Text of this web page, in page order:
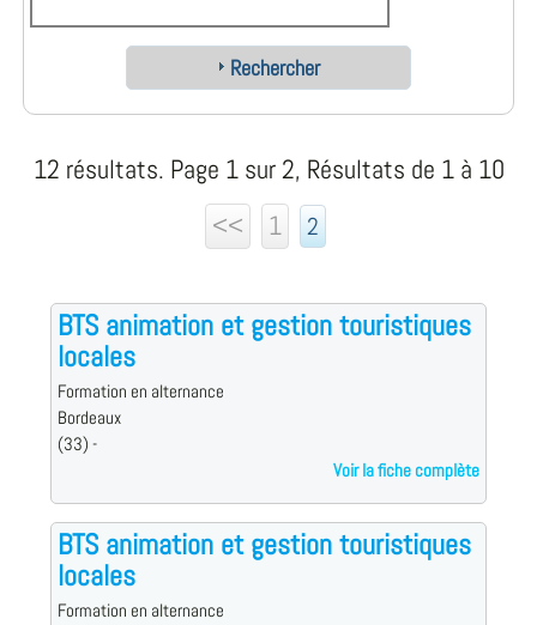
Rechercher
12 résultats. Page 1 sur 2, Résultats de 1 à 10
<<
1 2
BTS animation et gestion touristiques
locales
Formation en alternance
Bordeaux
(33) -
Voir la fiche complète
BTS animation et gestion touristiques
locales
Formation en alternance